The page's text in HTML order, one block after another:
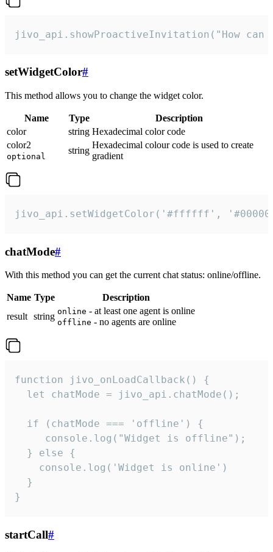
jivo_api.showProactiveInvitation("How
setWidgetColor#
This method allows you to change the widget color.
Name Type
Description
color
string Hexadecimal color code
color2
optional
string
Hexadecimal colour code is used to create
gradient
jivo_api.setWidgetColor('#ffffff',
chatMode#
With this method you can get the current chat status: online/offline.
Name Type
Description
result string online - at least one agent is online
offline - no agents are online
function jivo_onLoadCallback() {
  let chatMode = jivo_api.chatMode();
  if (chatMode === 'offline') {
     console.log("Widget is offline");
  } else {
    console.log('Widget is online')
  }
}
startCall#